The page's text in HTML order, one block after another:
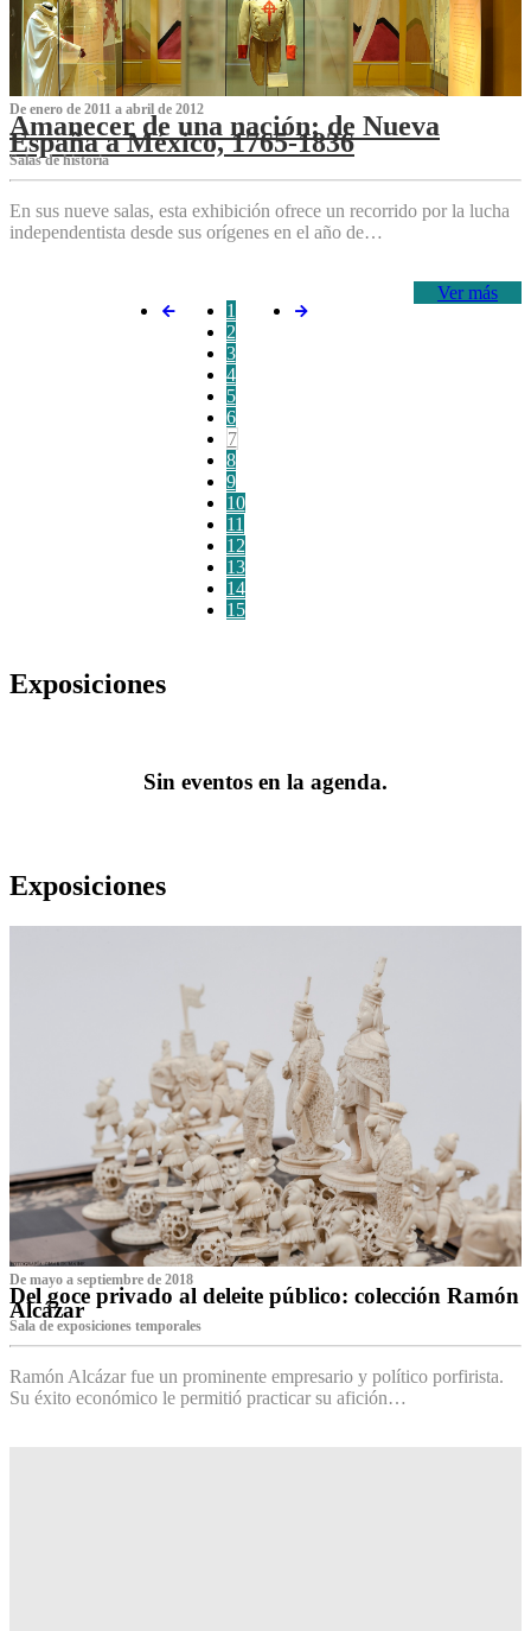
De enero de 2011 a abril de 2012
Amanecer de una nación: de Nueva
España a México, 1765-1836
Salas de historia
En sus nueve salas, esta exhibición ofrece un recorrido por la lucha
independentista desde sus orígenes en el año de…
Ver más
1
2
3
4
5
6
7
8
9
10
11
12
13
14
15
Exposiciones
Sin eventos en la agenda.
Exposiciones
De mayo a septiembre de 2018
Del goce privado al deleite público: colección Ramón
Alcázar
Sala de exposiciones temporales
Ramón Alcázar fue un prominente empresario y político porfirista.
Su éxito económico le permitió practicar su afición…